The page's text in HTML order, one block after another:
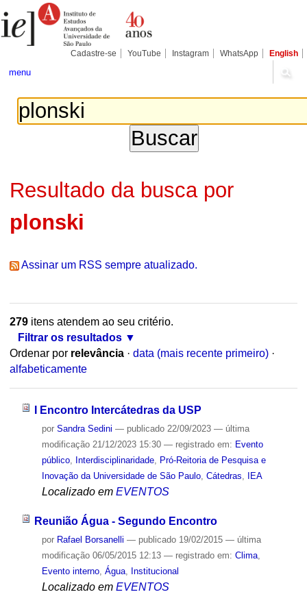
para
conteúdo.
Pessoais
Cadastre-se YouTube Instagram WhatsApp English
menu
Resultado da busca por
plonski
Assinar um RSS sempre atualizado.
279itens atendem ao seu critério.
Filtrar os resultados
Ordenar por relevância · data (mais recente primeiro) ·
alfabeticamente
I Encontro Intercátedras da USP
por Sandra Sedini — publicado22/09/2023 — última
modificação21/12/2023 15:30 — registrado em: Evento
público, Interdisciplinaridade,
Pró-Reitoria de Pesquisa e
Inovação da Universidade de São Paulo, Cátedras IEA
Localizado em EVENTOS
Reunião Água - Segundo Encontro
por Rafael Borsanelli — publicado19/02/2015 — última
modificação06/05/2015 12:13 — registrado em: Clima,
Evento interno, Água, Institucional
Localizado em EVENTOS